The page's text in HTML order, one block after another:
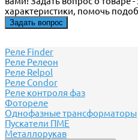
характеристики, помочь
Задать вопрос
Реле Finder
Реле Релеон
Реле Relpol
Реле Сondor
Реле контроля фаз
Фотореле
Однофазные трансформаторы
Пускатели ПМЕ
Металлорукав